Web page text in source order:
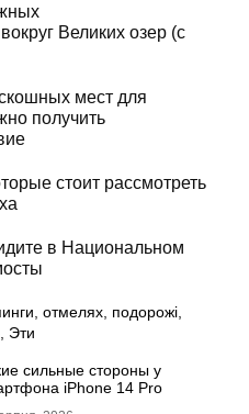
Великих озер (с
мест для
получить
стоит рассмотреть
в Национальном
, отмелях, подорожі,
, Эти
сильные стороны у
iPhone 14 Pro